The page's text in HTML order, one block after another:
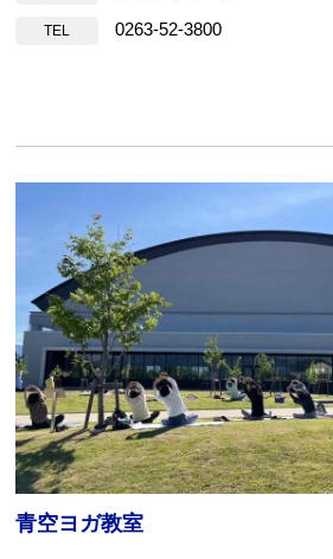
TEL 0263-52-3800
青空ヨガ教室